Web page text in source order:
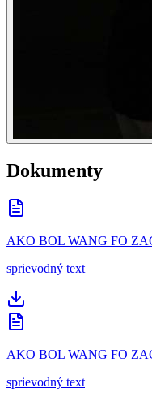
Dokumenty
AKO BOL WANG FO
sprievodný text
AKO BOL WANG FO
sprievodný text